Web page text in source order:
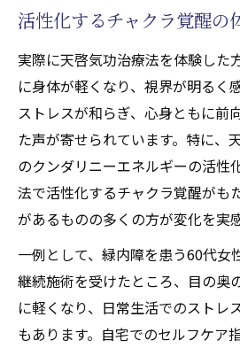
活性化するチャクラ覚醒の
実際に天啓気功治療法を体験した
に身体が軽くなり、視界が明るく
ストレスが和らぎ、心身ともに前
た声が寄せられています。特に、
のクンダリニーエネルギーの活性
法で活性化するチャクラ覚醒がも
があるものの多くの方が変化を実
一例として、緑内障を患う60代女
継続施術を受けたところ、目の奥
に軽くなり、日常生活でのストレ
もあります。自宅でのセルフケア